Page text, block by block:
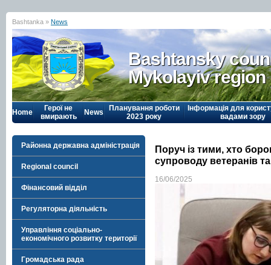
Bashtanka » News
Bashtansky
Mykolayiv region
Home
Герої не
вмирають
News
Планування роботи
2023 року
Інформація для
вадами зору
Районна державна адміністрація
Regional council
Фінансовий відділ
Регуляторна діяльність
Управління соціально-
економічного розвитку території
Громадська рада
Поруч із тими, хто
супроводу ветеранів
16/06/2025